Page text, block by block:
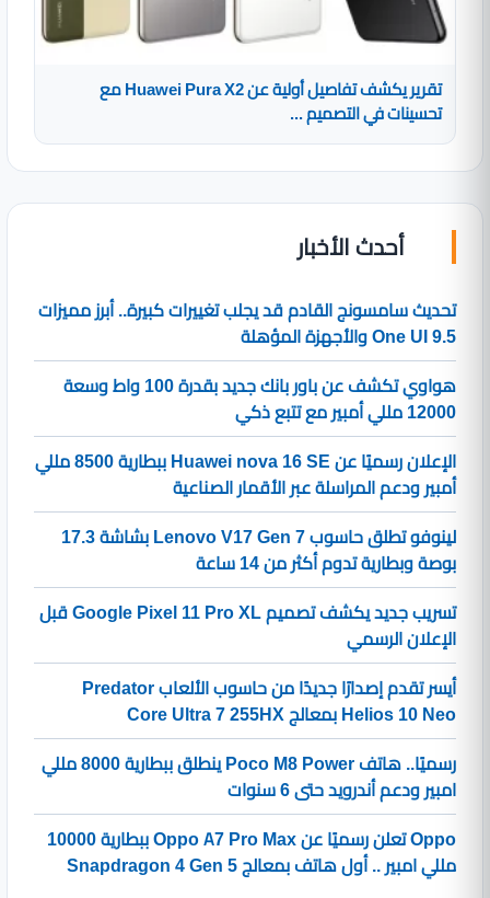
تقرير يكشف تفاصيل أولية عن Huawei Pura X2 مع
تحسينات في التصميم ...
أحدث الأخبار
تحديث سامسونج القادم قد يجلب تغييرات كبيرة.. أبرز مميزات
One UI 9.5 والأجهزة المؤهلة
هواوي تكشف عن باور بانك جديد بقدرة 100 واط وسعة
12000 مللي أمبير مع تتبع ذكي
الإعلان رسميًا عن Huawei nova 16 SE ببطارية 8500 مللي
أمبير ودعم المراسلة عبر الأقمار الصناعية
لينوفو تطلق حاسوب Lenovo V17 Gen 7 بشاشة 17.3
بوصة وبطارية تدوم أكثر من 14 ساعة
تسريب جديد يكشف تصميم Google Pixel 11 Pro XL قبل
الإعلان الرسمي
أيسر تقدم إصدارًا جديدًا من حاسوب الألعاب Predator
Helios 10 Neo بمعالج Core Ultra 7 255HX
رسميًا.. هاتف Poco M8 Power ينطلق ببطارية 8000 مللي
امبير ودعم أندرويد حتى 6 سنوات
Oppo تعلن رسميًا عن Oppo A7 Pro Max ببطارية 10000
مللي امبير .. أول هاتف بمعالج Snapdragon 4 Gen 5